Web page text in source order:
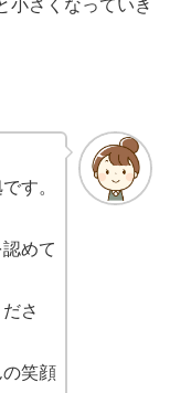
小さくなっていき
す。
めて
さ
笑顔